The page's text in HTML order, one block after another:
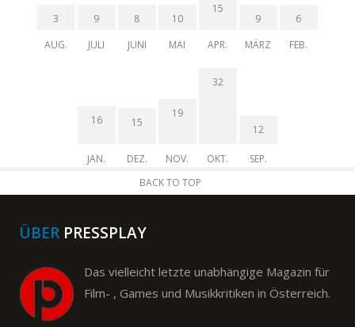
3
AUG.
9
JULI
8
JUNI
10
MAI
15
APR.
9
MÄRZ
6
FEB.
16
JAN.
15
DEZ.
19
NOV.
32
OKT.
12
SEP.
BACK TO TOP
ÜBER PRESSPLAY
Das vielleicht letzte unabhängige Magazin für
Film- , Games und Musikkritiken in Österreich.